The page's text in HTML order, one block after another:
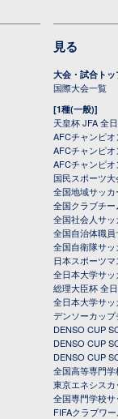
見る
大会・試合トッ
国際大会一覧
[1種(一般)]
天皇杯 JFA 全
AFCチャンピ
AFCチャンピ
AFCチャンピ
国民スポーツ
全国地域サッ
全国クラブチ
全国社会人サ
全国自治体職
全国自衛隊サ
日本スポーツ
全日本大学サ
総理大臣杯 全
全日本大学サ
デンソーカッ
DENSO CUP
DENSO CUP
DENSO CUP
全国高等専門
東京エネシス
全国専門学校
FIFAクラブワ